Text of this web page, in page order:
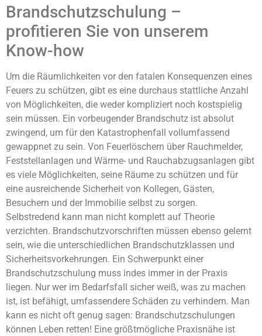
Brandschutzschulung –
profitieren Sie von unserem
Know-how
Um die Räumlichkeiten vor den fatalen Konsequenzen eines
Feuers zu schützen, gibt es eine durchaus stattliche Anzahl
von Möglichkeiten, die weder kompliziert noch kostspielig
sein müssen. Ein vorbeugender Brandschutz ist absolut
zwingend, um für den Katastrophenfall vollumfassend
gewappnet zu sein. Von Feuerlöschern über Rauchmelder,
Feststellanlagen und Wärme- und Rauchabzugsanlagen gibt
es viele Möglichkeiten, seine Räume zu schützen und für
eine ausreichende Sicherheit von Kollegen, Gästen,
Besuchern und der Immobilie selbst zu sorgen.
Selbstredend kann man nicht komplett auf Theorie
verzichten. Brandschutzvorschriften müssen ebenso gelernt
sein, wie die unterschiedlichen Brandschutzklassen und
Sicherheitsvorkehrungen. Ein Schwerpunkt einer
Brandschutzschulung muss indes immer in der Praxis
liegen. Nur wer im Bedarfsfall sicher weiß, was zu machen
ist, ist befähigt, umfassendere Schäden zu verhindern. Man
kann es nicht oft genug sagen: Brandschutzschulungen
können Leben retten! Eine größtmögliche Praxisnähe ist